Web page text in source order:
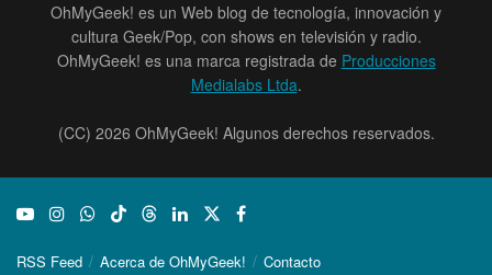
OhMyGeek! es un Web blog de tecnología, innovación y
cultura Geek/Pop, con shows en televisión y radio.
OhMyGeek! es una marca registrada de Producciones
Medialabs Ltda.
(CC) 2026 OhMyGeek! Algunos derechos reservados.
RSS Feed Acerca de OhMyGeek! Contacto